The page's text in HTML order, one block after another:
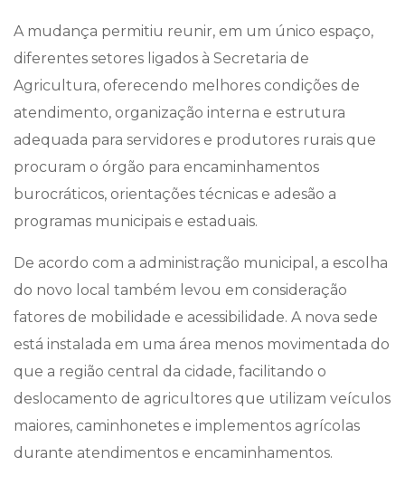
A mudança permitiu reunir, em um único espaço,
diferentes setores ligados à Secretaria de
Agricultura, oferecendo melhores condições de
atendimento, organização interna e estrutura
adequada para servidores e produtores rurais que
procuram o órgão para encaminhamentos
burocráticos, orientações técnicas e adesão a
programas municipais e estaduais.
De acordo com a administração municipal, a escolha
do novo local também levou em consideração
fatores de mobilidade e acessibilidade. A nova sede
está instalada em uma área menos movimentada do
que a região central da cidade, facilitando o
deslocamento de agricultores que utilizam veículos
maiores, caminhonetes e implementos agrícolas
durante atendimentos e encaminhamentos.